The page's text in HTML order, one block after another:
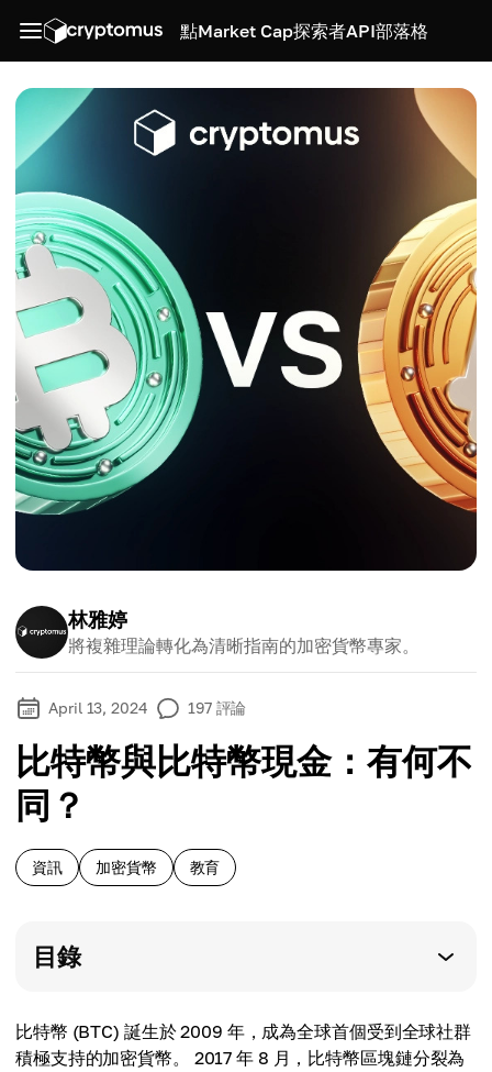
點Market Cap探索者API部落格
林雅婷
將複雜理論轉化為清晰指南的加密貨幣專家。
April 13, 2024 197 評論
比特幣與比特幣現金：有何不
同？
資訊 加密貨幣 教育
目錄
比特幣 (BTC) 誕生於 2009 年，成為全球首個受到全球社群
積極支持的加密貨幣。 2017 年 8 月，比特幣區塊鏈分裂為